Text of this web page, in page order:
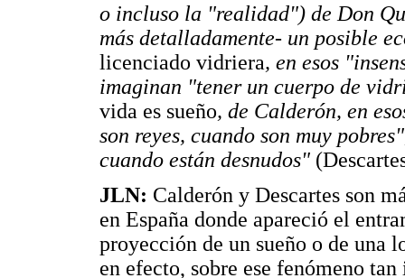
o incluso la "realidad") de Don
más detalladamente- un posible
licenciado vidriera, en esos
imaginan "tener un cuerpo de
vida es sueño, de Calderón, en
son reyes, cuando son muy
cuando están desnudos"
JLN: Calderón y Descartes son
en España donde apareció el
proyección de un sueño o de una
en efecto, sobre ese fenómeno